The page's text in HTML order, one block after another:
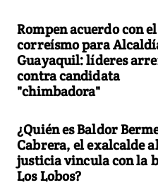
Rompen acuerdo con el
correísmo para
Guayaquil: líderes
contra candidata
"chimbadora"
¿Quién es Baldor
Cabrera, el exalcalde
justicia vincula con la
Los Lobos?